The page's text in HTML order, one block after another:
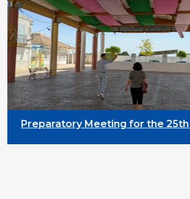
Preparatory Meeting for the 25th